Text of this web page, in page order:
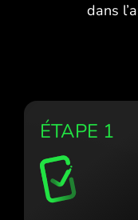
dans
ÉTAPE 1